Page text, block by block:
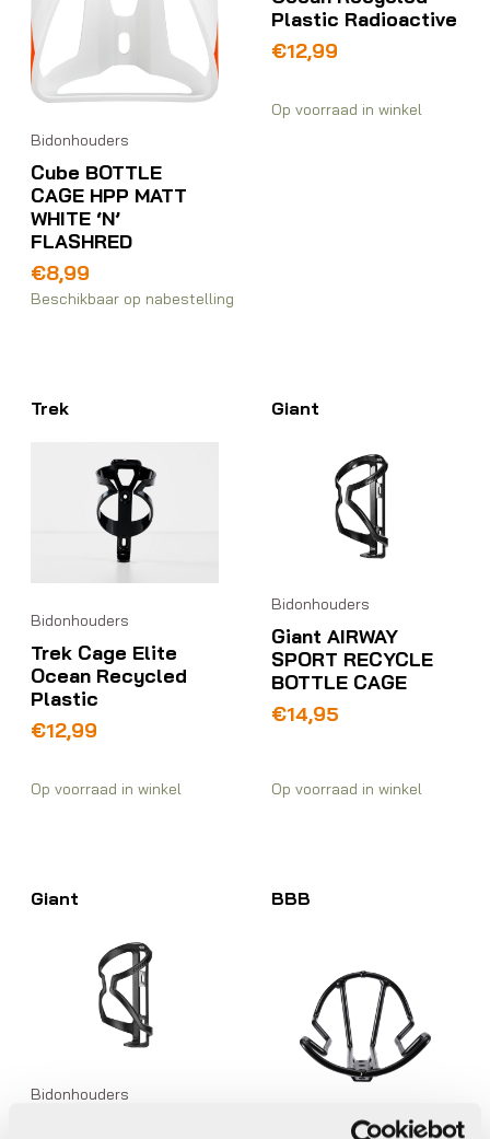
Bidonhouders
Cube BOTTLE
CAGE HPP MATT
WHITE ‘N’
FLASHRED
€8,99
Beschikbaar op nabestelling
Plastic Radioactive
€12,99
Op voorraad in winkel
Trek
Bidonhouders
Trek Cage Elite
Ocean Recycled
Plastic
€12,99
Op voorraad in winkel
Giant
Bidonhouders
Giant AIRWAY
SPORT RECYCLE
BOTTLE CAGE
€14,95
Op voorraad in winkel
Giant
Bidonhouders
BBB